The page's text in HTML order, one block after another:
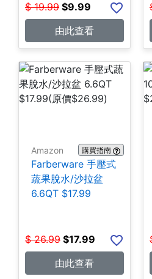
$ 19.99 $9.99
由此查看
Amazon 購買指南
Farberware 手壓式
蔬果脫水/沙拉盆
6.6QT $17.99
$ 26.99 $17.99
由此查看